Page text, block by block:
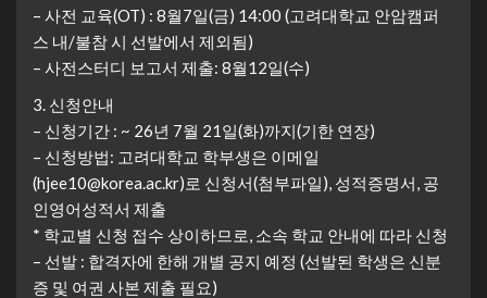
– 사전 교육(OT) : 8월7일(금) 14:00 (고려대학교 안암캠퍼
스 내/불참 시 선발에서 제외됨)
– 사전스터디 보고서 제출: 8월12일(수)
3. 신청안내
– 신청기간 : ~ 26년 7월 21일(화)까지(기한 연장)
– 신청방법: 고려대학교 학부생은 이메일
(hjee10@korea.ac.kr)로 신청서(첨부파일), 성적증명서, 공
인영어성적서 제출
* 학교별 신청 접수 상이하므로, 소속 학교 안내에 따라 신청
– 선발 : 합격자에 한해 개별 공지 예정 (선발된 학생은 신분
증 및 여권 사본 제출 필요)